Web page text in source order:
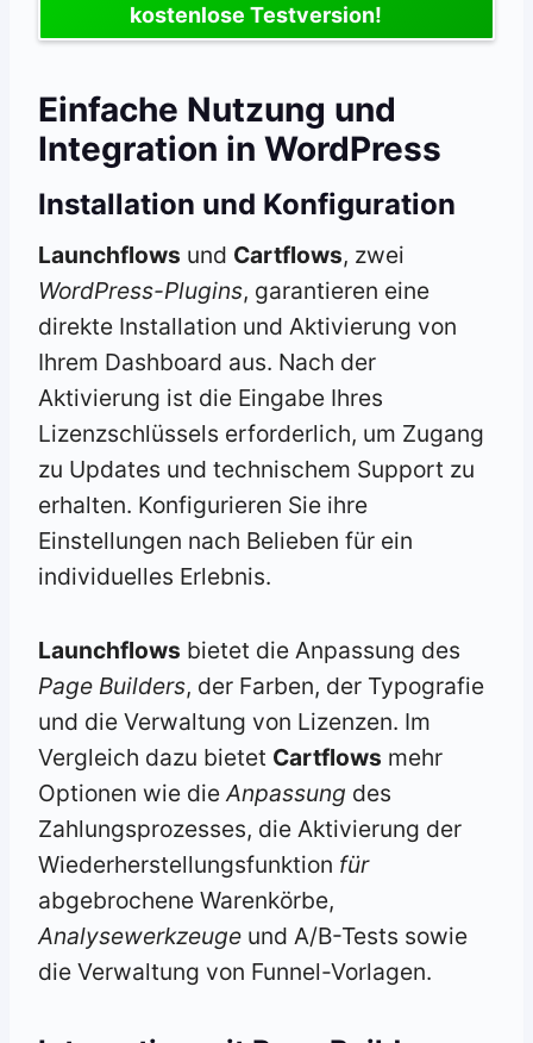
kostenlose Testversion!
Einfache Nutzung und
Integration in WordPress
Installation und Konfiguration
Launchflows und Cartflows, zwei
WordPress-Plugins, garantieren eine
direkte Installation und Aktivierung von
Ihrem Dashboard aus. Nach der
Aktivierung ist die Eingabe Ihres
Lizenzschlüssels erforderlich, um Zugang
zu Updates und technischem Support zu
erhalten. Konfigurieren Sie ihre
Einstellungen nach Belieben für ein
individuelles Erlebnis.
Launchflows bietet die Anpassung des
Page Builders, der Farben, der Typografie
und die Verwaltung von Lizenzen. Im
Vergleich dazu bietet Cartflows mehr
Optionen wie dieAnpassung des
Zahlungsprozesses, die Aktivierung der
Wiederherstellungsfunktion für
abgebrochene Warenkörbe,
Analysewerkzeuge und A/B-Tests sowie
die Verwaltung von Funnel-Vorlagen.